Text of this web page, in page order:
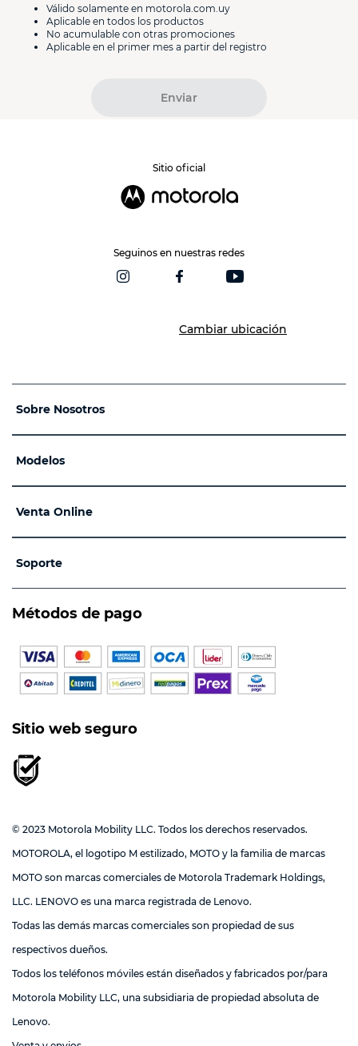
Enviar
Válido solamente en motorola.com.uy
Aplicable en todos los productos
No acumulable con otras promociones
Aplicable en el primer mes a partir del registro
Sitio oficial
Seguinos en nuestras redes
Cambiar ubicación
Sobre Nosotros
Modelos
Venta Online
Soporte
Métodos de pago
Sitio web seguro
© 2023 Motorola Mobility LLC. Todos los derechos reservados.
MOTOROLA, el logotipo M estilizado, MOTO y la familia de marcas
MOTO son marcas comerciales de Motorola Trademark Holdings,
LLC. LENOVO es una marca registrada de Lenovo.
Todas las demás marcas comerciales son propiedad de sus
respectivos dueños.
Todos los teléfonos móviles están diseñados y fabricados por/para
Motorola Mobility LLC, una subsidiaria de propiedad absoluta de
Lenovo.